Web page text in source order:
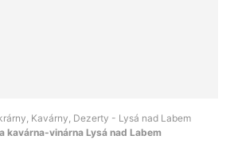
Kavárny, Dezerty - Lysá nad Labem
kavárna-vinárna Lysá nad Labem